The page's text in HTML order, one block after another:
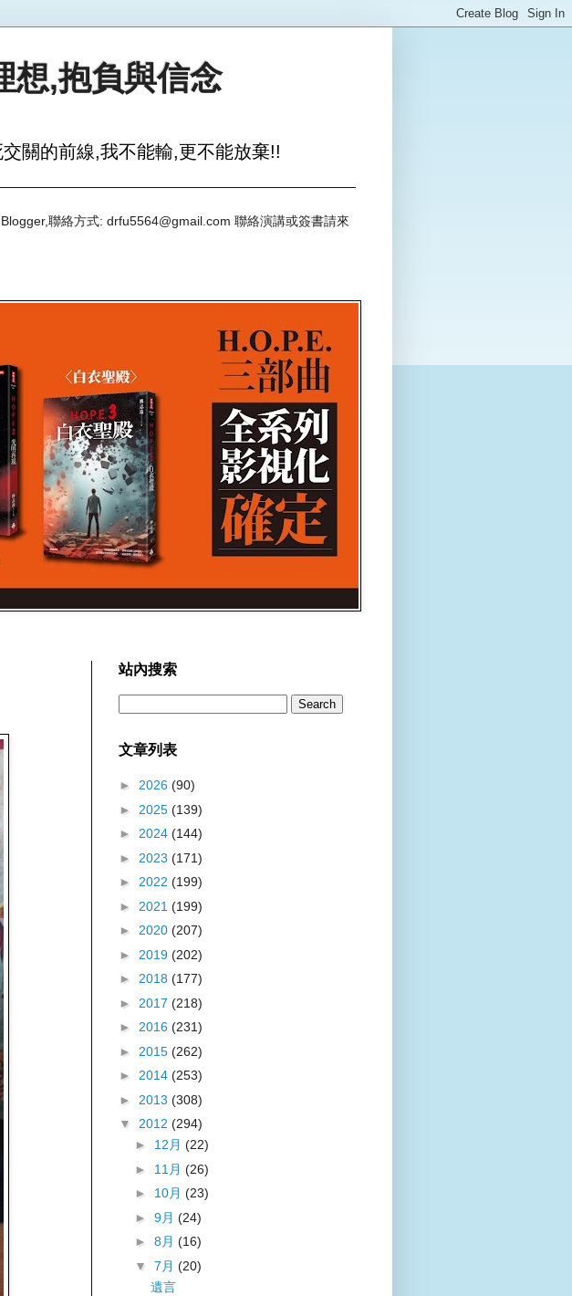
想,抱負與信念
關的前線,我不能輸,更不能放棄!!
聯絡方式: drfu5564@gmail.com 聯絡演講或簽書請來
站內搜索
文章列表
► 2026 (90)
► 2025 (139)
► 2024 (144)
► 2023 (171)
► 2022 (199)
► 2021 (199)
► 2020 (207)
► 2019 (202)
► 2018 (177)
► 2017 (218)
► 2016 (231)
► 2015 (262)
► 2014 (253)
► 2013 (308)
▼ 2012 (294)
► 12月 (22)
► 11月 (26)
► 10月 (23)
► 9月 (24)
► 8月 (16)
▼ 7月 (20)
遺言